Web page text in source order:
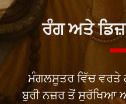
ਮੰਗਲਸੂਤਰ ਵਿੱਚ ਵਰਤੇ
ਬੁਰੀ ਨਜ਼ਰ ਤੋਂ ਸੁਰੱਖਿਆ
ਰੰਗ ਅਤੇ